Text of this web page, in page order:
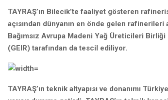
TAYRAŞ’ın Bilecik’te faaliyet gösteren
açısından dünyanın en önde gelen rafinerileri
Bağımsız Avrupa Madeni Yağ Üreticileri
(GEIR) tarafından da tescil ediliyor.
TAYRAŞ’ın teknik altyapısı ve donanımı